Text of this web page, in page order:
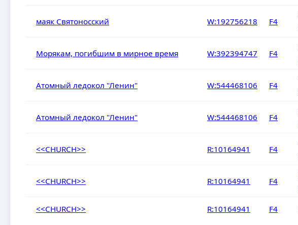
маяк Святоносский W:192756218 F4
Морякам, погибшим в мирное время W:392394747 F4
Атомный ледокол "Ленин" W:544468106 F4
Атомный ледокол "Ленин" W:544468106 F4
<<CHURCH>> R:10164941 F4
<<CHURCH>> R:10164941 F4
<<CHURCH>> R:10164941 F4